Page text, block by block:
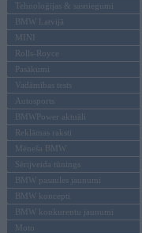
Tehnoloģijas & sasniegumi
BMW Latvijā
MINI
Rolls-Royce
Pasākumi
Vadāmības tests
Autosports
BMWPower aktuāli
Reklāmas raksti
Mēneša BMW
Sērijveida tūnings
BMW pasaules jaunumi
BMW koncepti
BMW konkurentu jaunumi
Moto